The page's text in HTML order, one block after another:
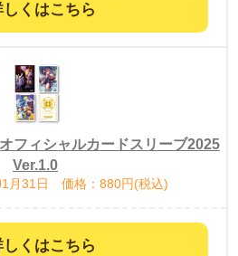
しくはこちら
フィシャルカードスリーブ2025
Ver.1.0
月31日 価格：880円(税込)
しくはこちら